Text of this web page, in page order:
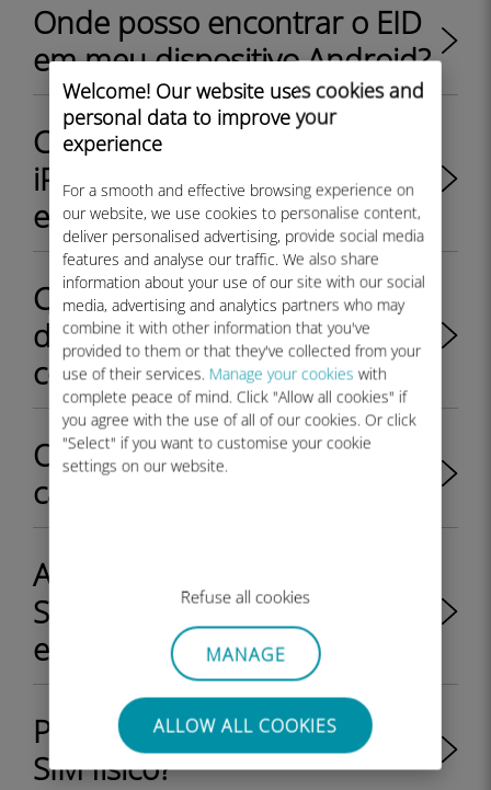
Welcome! Our website uses cookies and
personal data to improve your
experience
For a smooth and effective browsing experience on
our website, we use cookies to personalise content,
deliver personalised advertising, provide social media
features and analyse our traffic. We also share
information about your use of our site with our social
media, advertising and analytics partners who may
combine it with other information that you've
provided to them or that they've collected from your
use of their services. Manage your cookies with
complete peace of mind. Click "Allow all cookies" if
you agree with the use of all of our cookies. Or click
"Select" if you want to customise your cookie
settings on our website.
Refuse all cookies
MANAGE
ALLOW ALL COOKIES
Onde posso encontrar o EID
em meu dispositivo Android?
Como posso verificar se meu
iPhone é compatível com o
eSIM?
Como posso verificar se meu
dispositivo Android é
compatível com o eSIM?
O eSIM é melhor do que o
cartão SIM físico?
Ainda posso usar meu cartão
SIM depois de instalar o
eSIM?
Posso mudar do eSIM para o
SIM físico?